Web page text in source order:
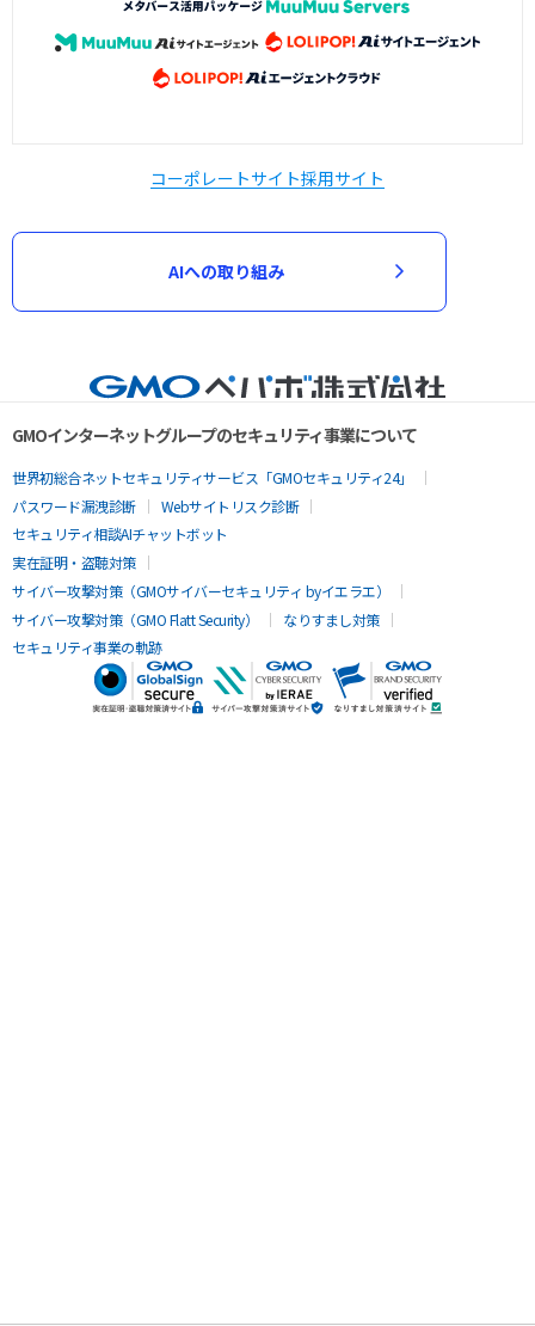
コーポレートサイト採用サイト
AIへの取り組み
GMOインターネットグループのセキュリティ事業について
世界初総合ネットセキュリティサービス「GMOセキュリティ24」
パスワード漏洩診断
Webサイトリスク診断
セキュリティ相談AIチャットボット
実在証明・盗聴対策
サイバー攻撃対策（GMOサイバーセキュリティ byイエラエ）
サイバー攻撃対策（GMO Flatt Security）
なりすまし対策
セキュリティ事業の軌跡